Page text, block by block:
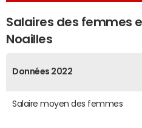
Salaires des femmes
Noailles
Données 2022
Salaire moyen des femmes